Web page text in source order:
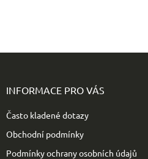
INFORMACE PRO VÁS
Často kladené dotazy
Obchodní podmínky
Podmínky ochrany osobních údajů